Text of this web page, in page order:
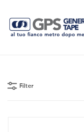
Filter